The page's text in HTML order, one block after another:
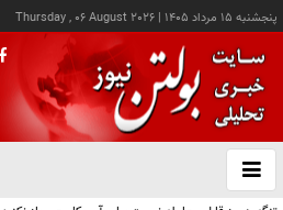
پنجشنبه ۱۵ مرداد ۱۴۰۵ |
Thursday , 06 August 2026
باز
و